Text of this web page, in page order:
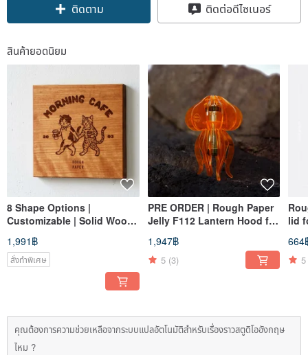
ติดตาม
ติดต่อดีไซเนอร์
สินค้ายอดนิยม
8 Shape Options |
Customizable | Solid Wood
House Signs Shop Signs
Desktop Plaques | Laser
Engraved
1,991฿
สั่งทำพิเศษ
PRE ORDER | Rough Paper
Jelly F112 Lantern Hood for
Goal Zero Mirco Flash
1,947฿
5 (3)
lid
664
5
คุณต้องการความช่วยเหลือจากระบบแปลอัตโนมัติสำหรับเรื่องราวสตูดิโออังกฤษ
ไหม ?